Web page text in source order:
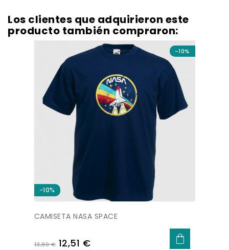
Los clientes que adquirieron este
producto también compraron:
-10%
-10%
CAMISETA NASA SPACE
Precio
13,90 € Precio
12,51 €